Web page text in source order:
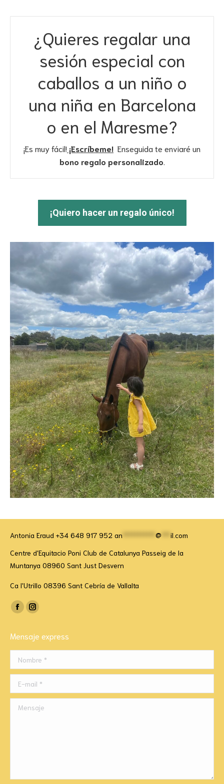
¿Quieres regalar una
sesión especial con
caballos a un niño o
una niña en Barcelona
o en el Maresme?
¡Es muy fácil! ¡Escríbeme! Enseguida te enviaré un
bono regalo personalizado
¡Quiero hacer un regalo único!
Antonia Eraud +34 648 917 952 an @
il.com
Centre d'Equitacio Poni Club de Catalunya Passeig de la
Muntanya 08960 Sant Just Desvern
Ca l'Utrillo 08396 Sant Cebría de Vallalta
Encuéntranos en:
Facebook
opens
in
new
Instagram
opens
in
new
Mensaje express
Nombre *
E-mail *
Mensaje